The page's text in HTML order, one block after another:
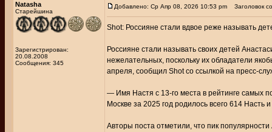
Natasha
Старейшина
Зарегистрирован:
20.08.2008
Сообщения: 345
Добавлено: Ср Апр 08, 2026 10:53 pm Заголовок
Shot: Россияне стали вдвое реже называть
Россияне стали называть своих детей
нежелательных, поскольку их обладатели
апреля, сообщил Shot со ссылкой на пресс-
— Имя Настя с 13-го места в рейтинге самых
Москве за 2025 год родилось всего 614 Насть
Авторы поста отметили, что пик